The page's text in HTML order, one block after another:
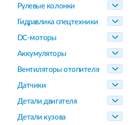
Рулевые колонки
Гидравлика спецтехники
DC-моторы
Аккумуляторы
Вентиляторы отопителя
Датчики
Детали двигателя
Детали кузова